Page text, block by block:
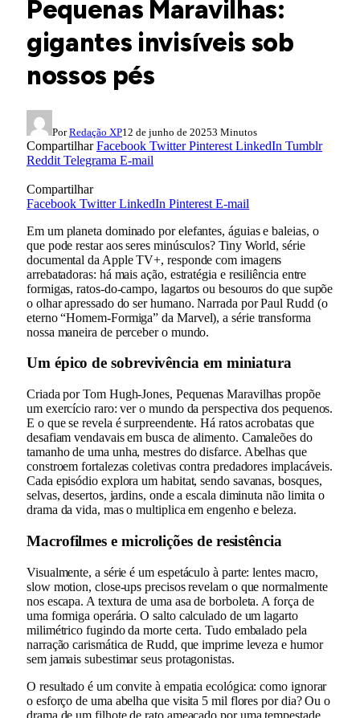
Pequenas Maravilhas:
gigantes invisíveis sob
nossos pés
Por Redação XP12 de junho de 20253 Minutos
CompartilharFacebook Twitter Pinterest LinkedIn Tumblr
Reddit Telegrama E-mail
Compartilhar
Facebook Twitter LinkedIn Pinterest E-mail
Em um planeta dominado por elefantes, águias e baleias, o
que pode restar aos seres minúsculos? Tiny World, série
documental da Apple TV+, responde com imagens
arrebatadoras: há mais ação, estratégia e resiliência entre
formigas, ratos-do-campo, lagartos ou besouros do que supõe
o olhar apressado do ser humano. Narrada por Paul Rudd (o
eterno “Homem-Formiga” da Marvel), a série transforma
nossa maneira de perceber o mundo.
Um épico de sobrevivência em miniatura
Criada por Tom Hugh-Jones, Pequenas Maravilhas propõe
um exercício raro: ver o mundo da perspectiva dos pequenos.
E o que se revela é surpreendente. Há ratos acrobatas que
desafiam vendavais em busca de alimento. Camaleões do
tamanho de uma unha, mestres do disfarce. Abelhas que
constroem fortalezas coletivas contra predadores implacáveis.
Cada episódio explora um habitat, sendo savanas, bosques,
selvas, desertos, jardins, onde a escala diminuta não limita o
drama da vida, mas o multiplica em engenho e beleza.
Macrofilmes e microlições de resistência
Visualmente, a série é um espetáculo à parte: lentes macro,
slow motion, close-ups precisos revelam o que normalmente
nos escapa. A textura de uma asa de borboleta. A força de
uma formiga operária. O salto calculado de um lagarto
milimétrico fugindo da morte certa. Tudo embalado pela
narração carismática de Rudd, que imprime leveza e humor
sem jamais subestimar seus protagonistas.
O resultado é um convite à empatia ecológica: como ignorar
o esforço de uma abelha que visita 5 mil flores por dia? Ou o
drama de um filhote de rato ameaçado por uma tempestade